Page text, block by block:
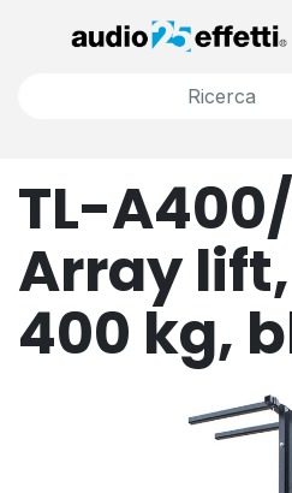
TL-
Array
400 kg,